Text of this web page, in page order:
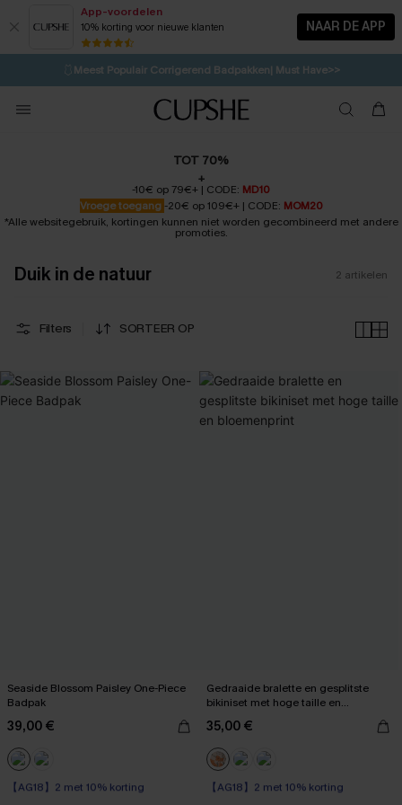
App-voordelen
10% korting voor nieuwe klanten NAAR DE APP
⚡️LAATSTE KANS | Tot 50% korting>>
🩱Meest Populair Corrigerend Badpakken| Must Have>>
💌Abonneer je & ontvang tot 15% korting>>
Koop 3, krijg 15% korting | CODE: SW15
TOT 70%
+
-10€ op 79€+ | CODE: MD10
Vroege toegang -20€ op 109€+ | CODE: MOM20
*Alle websitegebruik, kortingen kunnen niet worden gecombineerd met andere
promoties.
Duik in de natuur 2 artikelen
Filters SORTEER OP
Seaside Blossom Paisley One-Piece
Badpak
39,00 €
【AG18】2 met 10% korting
Gedraaide bralette en gesplitste
bikiniset met hoge taille en
35,00 €
【AG18】2 met 10% korting